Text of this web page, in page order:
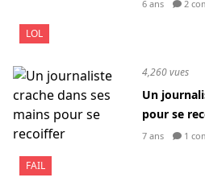
LOL
6 ans 2
FAIL
4,260 vues
Un
pour se
7 ans 1